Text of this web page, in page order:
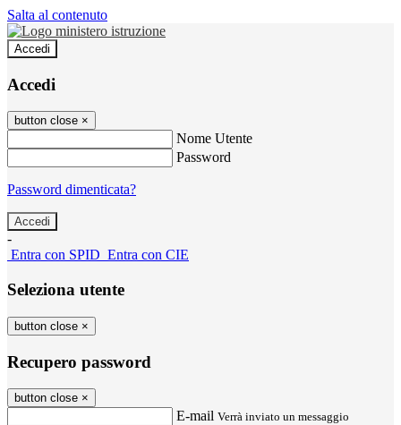
Salta al contenuto
Accedi
Accedi
button close ×
Nome Utente
Password
Password dimenticata?
-
Entra con SPID Entra con CIE
Seleziona utente
button close ×
Recupero password
button close ×
E-mail Verrà inviato un messaggio